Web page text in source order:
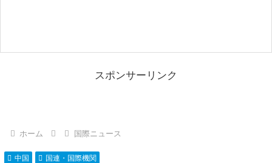
スポンサーリンク
ホーム 国際ニュース
中国 国連・国際機関